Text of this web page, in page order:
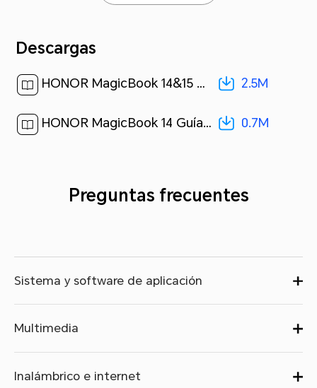
Descargas
HONOR MagicBook 14&15 Guía de inicio rápido(NMH-WDQ9HN,BMH-WFQ9HN,BhR-WAQ9HNR,01,es-US)[ 2.5M ] 2.5M
HONOR MagicBook 14 Guía del usuario-(NMH-WDQ9HN,win11,01,es-us)[ 0.7M ] 0.7M
Preguntas frecuentes
Sistema y software de aplicación
Multimedia
Inalámbrico e internet